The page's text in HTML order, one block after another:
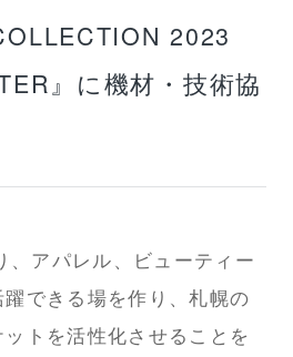
2023
』に機材・技術協
、アパレル、ビューティー
できる場を作り、札幌の
トを活性化させることを